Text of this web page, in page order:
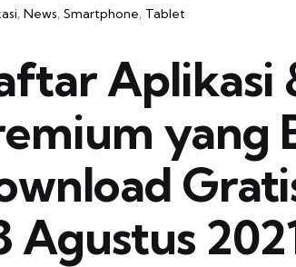
News Smartphone Tablet
Aplikasi
yang
Agustus